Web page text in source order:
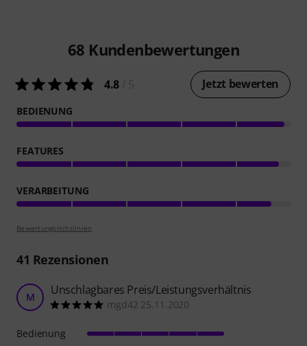
68 Kundenbewertungen
4.8 Jetzt bewerten
BEDIENUNG
FEATURES
VERARBEITUNG
Bewertungsrichtlinien
41 Rezensionen
M Unschlagbares Preis/Leistungsverhältnis
mgd42 25.11.2020
Bedienung